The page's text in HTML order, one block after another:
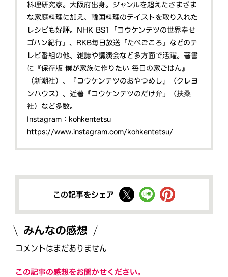
料理研究家。大阪府出身。ジャンルを超えたさまざま
な家庭料理に加え、韓国料理のテイストを取り入れた
レシピも好評。NHK BS1「コウケンテツの世界幸せ
ゴハン紀行」、RKB毎日放送「たべごころ」などのテ
レビ番組の他、雑誌や講演会など多方面で活躍。著書
に『保存版 僕が家族に作りたい 毎日の家ごはん』
（新潮社）、『コウケンテツのおやつめし』（クレヨ
ンハウス）、近著『コウケンテツのだけ弁』（扶桑
社）など多数。
Instagram：kohkentetsu
https://www.instagram.com/kohkentetsu/
この記事をシェア
みんなの感想
コメントはまだありません
この記事の感想をお聞かせください。